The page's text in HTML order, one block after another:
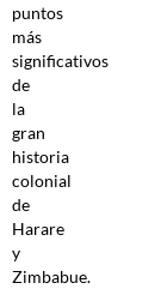
puntos
más
significativos
de
la
gran
historia
colonial
de
Harare
y
Zimbabue.